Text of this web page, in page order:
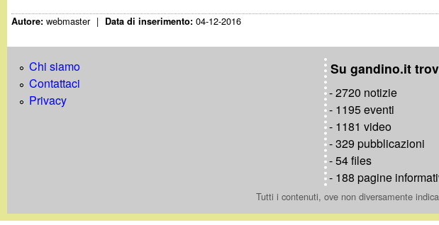
Autore:webmaster | Data di inserimento:04-12-2016
Chi siamo
Contattaci
Privacy
Su gandino.it
- 2720 notizie
- 1195 eventi
- 1181 video
- 329 pubblicazioni
- 54 files
- 188 pagine
Tutti i contenuti, ove non diversamente